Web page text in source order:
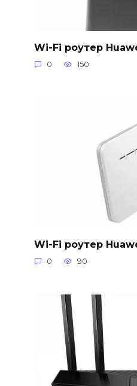
Wi-Fi роутер
0 150
Wi-Fi роутер
0 90